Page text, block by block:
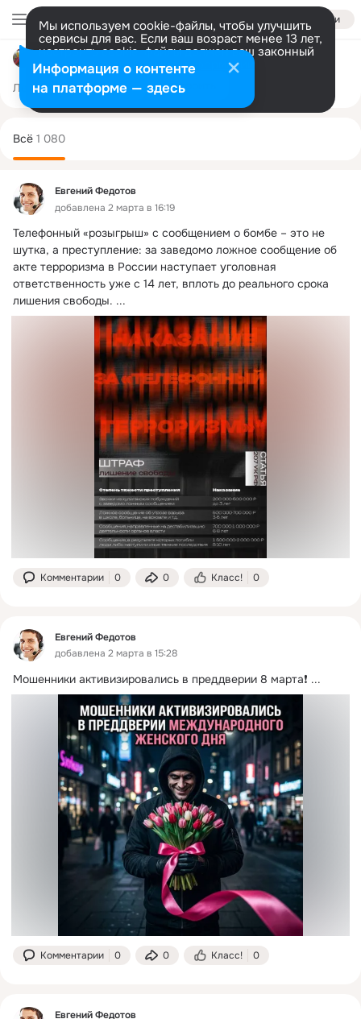
Войти
Мы используем cookie-файлы, чтобы улучшить
сервисы для вас. Если ваш возраст менее 13 лет,
настроить cookie-файлы должен ваш законный
представитель. Больше информации
Разрешить все Настроить
Лента Участники 59 Темы 1K
Евгений Федотов
добавлена 2 марта в 16:19
Телефонный «розыгрыш» с сообщением о бомбе – это не
шутка, а преступление: за заведомо ложное сообщение об
акте терроризма в России наступает уголовная
ответственность уже с 14 лет, вплоть до реального срока
лишения свободы. ...
Комментарии 0 0 Класс! 0
Евгений Федотов
добавлена 2 марта в 15:28
Мошенники активизировались в преддверии 8 марта❗️ ...
Комментарии 0 0 Класс! 0
Евгений Федотов
колонка
Всё 1 080
Информация о контенте
на платформе — здесь